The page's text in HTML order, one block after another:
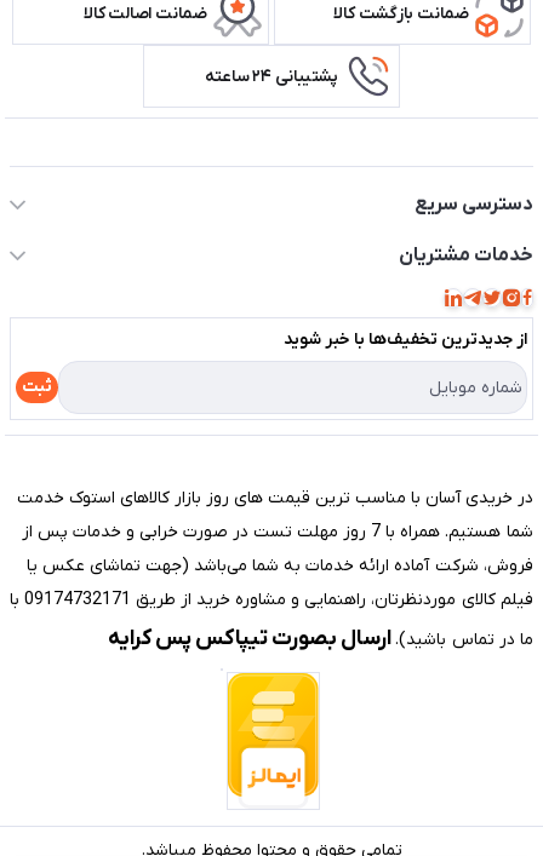
ضمانت بازگشت کالا ضمانت اصالت کالا
پشتیبانی ۲۴ ساعته
دسترسی سریع
حساب کاربری
مجله فروشگاه
لیست محصولات
درباره ما
تماس با ما
خدمات مشتریان
قوانین و مقررات
حریم خصوصی
راهنما
از جدید‌ترین تخفیف‌ها با‌ خبر شوید
ثبت
در خریدی آسان با مناسب ترین قیمت های روز بازار کالاهای استوک خدمت
شما هستیم. همراه با 7 روز مهلت تست در صورت خرابی و خدمات پس از
فروش، شرکت آماده ارائه خدمات به شما می‌باشد (جهت تماشای عکس یا
فیلم کالای موردنظرتان، راهنمایی و مشاوره خرید از طریق 09174732171 با
ما در تماس باشید).ارسال بصورت تیپاکس پس کرایه
تمامی حقوق و محتوا محفوظ میباشد.